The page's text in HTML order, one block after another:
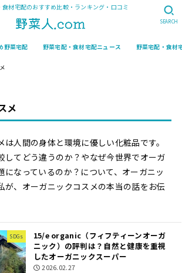
食材宅配のおすすめ比較・ランキング・口コミ
野菜宅配 野菜宅配・食材宅配ニュース 野菜宅配・食材
SEARCH
メ
は人間の身体と環境に優しい化粧品です。
してどう違うのか？やなぜ今世界でオーガ
になっているのか？について、オーガニッ
が、オーガニックコスメの本当の話をお伝
SDGs
15/e organic（フィフティーンオーガ
ニック）の評判は？自然と健康を重視
したオーガニックスーパー
2026.02.27